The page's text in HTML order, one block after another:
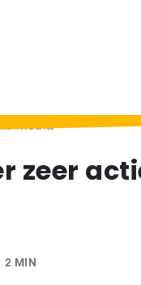
media
zeer
2 MIN